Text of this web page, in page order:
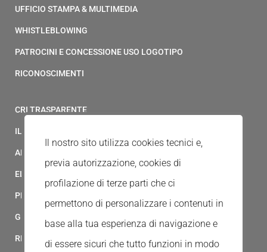
UFFICIO STAMPA & MULTIMEDIA
WHISTLEBLOWING
PATROCINI E CONCESSIONE USO LOGOTIPO
RICONOSCIMENTI
CRI TRASPARENTE
IL MODELLO 231 DELLA CROCE ROSSA ITALIANA
ALBO FORNITORI
ELENCO AVVOCATI
PRIVACY
GESTIONALE GAIA
RED CLOUD
Il nostro sito utilizza cookies tecnici e,
previa autorizzazione, cookies di
profilazione di terze parti che ci
permettono di personalizzare i contenuti in
base alla tua esperienza di navigazione e
di essere sicuri che tutto funzioni in modo